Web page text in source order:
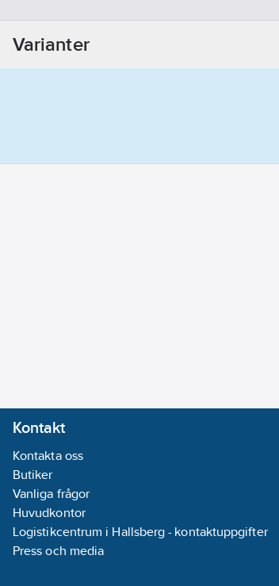
Varianter
Kontakt
Kontakta oss
Butiker
Vanliga frågor
Huvudkontor
Logistikcentrum i Hallsberg - kontaktuppgifter
Press och media